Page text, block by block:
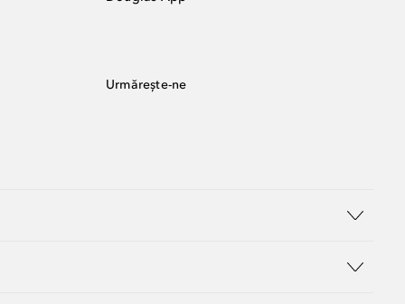
Urmărește-ne